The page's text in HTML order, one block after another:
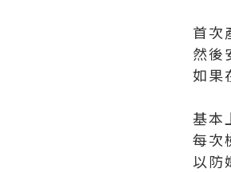
首次
然後
如果
基本
每次
以防